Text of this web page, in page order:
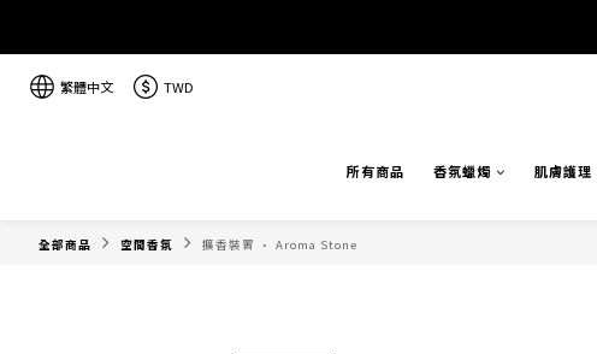
繁體中文 TWD
所有商品 香氛蠟燭 肌膚護理
全部商品 空間香氛 擴香裝置 · Aroma Stone